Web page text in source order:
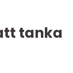
tanka